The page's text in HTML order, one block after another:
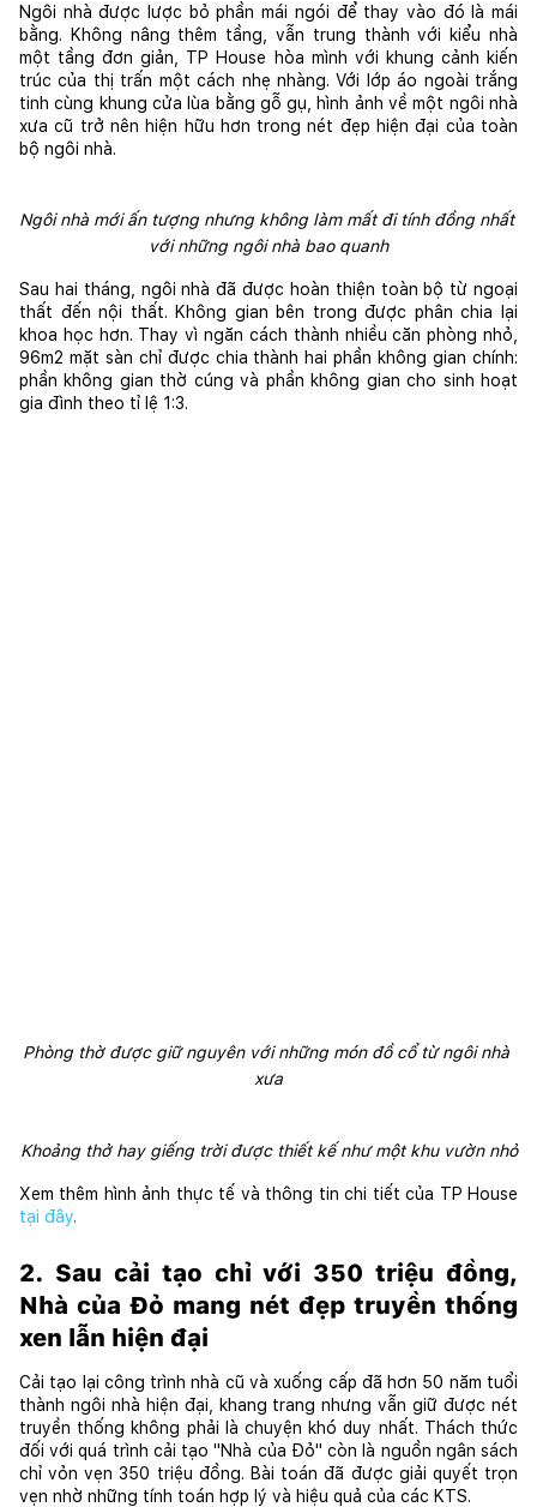
Ngôi nhà được lược bỏ phần mái ngói để thay vào đó là mái
bằng. Không nâng thêm tầng, vẫn trung thành với kiểu nhà
một tầng đơn giản, TP House hòa mình với khung cảnh kiến
trúc của thị trấn một cách nhẹ nhàng. Với lớp áo ngoài trắng
tinh cùng khung cửa lùa bằng gỗ gụ, hình ảnh về một ngôi nhà
xưa cũ trở nên hiện hữu hơn trong nét đẹp hiện đại của toàn
bộ ngôi nhà.
Ngôi nhà mới ấn tượng nhưng không làm mất đi tính đồng nhất
với những ngôi nhà bao quanh
Sau hai tháng, ngôi nhà đã được hoàn thiện toàn bộ từ ngoại
thất đến nội thất. Không gian bên trong được phân chia lại
khoa học hơn. Thay vì ngăn cách thành nhiều căn phòng nhỏ,
96m2 mặt sàn chỉ được chia thành hai phần không gian chính:
phần không gian thờ cúng và phần không gian cho sinh hoạt
gia đình theo tỉ lệ 1:3.
Phòng thờ được giữ nguyên với những món đồ cổ từ ngôi nhà
xưa
Khoảng thở hay giếng trời được thiết kế như một khu vườn nhỏ
Xem thêm hình ảnh thực tế và thông tin chi tiết của TP House
tại đây.
2. Sau cải tạo chỉ với 350 triệu đồng,
Nhà của Đỏ mang nét đẹp truyền thống
xen lẫn hiện đại
Cải tạo lại công trình nhà cũ và xuống cấp đã hơn 50 năm tuổi
thành ngôi nhà hiện đại, khang trang nhưng vẫn giữ được nét
truyền thống không phải là chuyện khó duy nhất. Thách thức
đối với quá trình cải tạo "Nhà của Đỏ" còn là nguồn ngân sách
chỉ vỏn vẹn 350 triệu đồng. Bài toán đã được giải quyết trọn
vẹn nhờ những tính toán hợp lý và hiệu quả của các KTS.